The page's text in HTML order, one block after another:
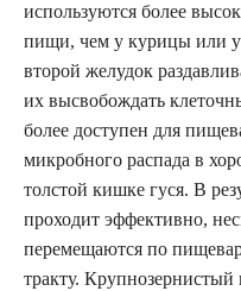
используются более
пищи, чем у курицы или
второй желудок
их высвобождать
более доступен для
микробного распада в
толстой кишке гуся. В
проходит эффективно,
перемещаются по
тракту.